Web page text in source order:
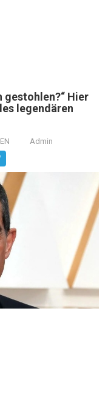
gestohlen?“ Hier
legendären
Admin